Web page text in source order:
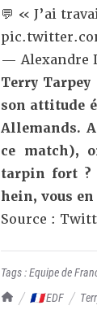
TrashTalk Actu
🇫🇷 EDF
💬 « J’ai
— Alexandre
Terry Tarpey
son attitude
Allemands.
ce match),
tarpin fort ?
hein, vous en
Source :
Tags :Equipe de